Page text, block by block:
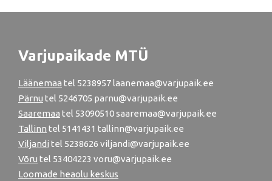
Varjupaikade MTÜ
Läänemaa tel 5238957 laanemaa@varjupaik.ee
Pärnu tel 5246705 parnu@varjupaik.ee
Saaremaa tel 53090510 saaremaa@varjupaik.ee
Tallinn tel 5141431 tallinn@varjupaik.ee
Viljandi tel 5238626 viljandi@varjupaik.ee
Võru tel 53404223 voru@varjupaik.ee
Loomade heaolu keskus